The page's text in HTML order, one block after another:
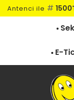
Antenci ile #
E-